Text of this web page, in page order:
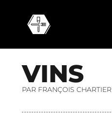
VINS
PAR FRANÇOIS CHARTIER